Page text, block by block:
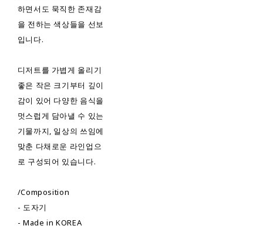
하면서도 묵직한 존재감
을 전하는 색상들을 선보
입니다.
디저트를 가볍게 올리기
좋은 작은 크기부터 깊이
감이 있어 다양한 음식을
멋스럽게 담아낼 수 있는
기물까지, 일상의 쓰임에
맞춘 다채로운 라인업으
로 구성되어 있습니다.
/Composition
- 도자기
- Made in KOREA